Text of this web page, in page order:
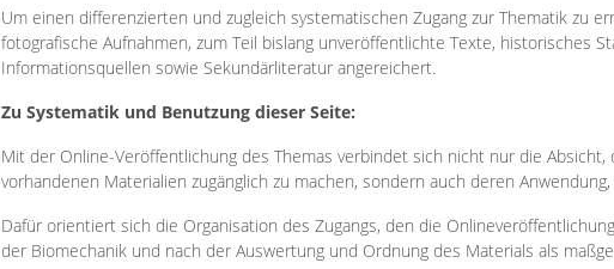
Um einen differenzierten und zugleich systematischen Zugang zur Thematik zu
fotografische Aufnahmen, zum Teil bislang unveröffentlichte Texte, historisches
Informationsquellen sowie Sekundärliteratur angereichert.
Zu Systematik und Benutzung dieser Seite:
Mit der Online-Veröffentlichung des Themas verbindet sich nicht nur die
vorhandenen Materialien zugänglich zu machen, sondern auch deren
Dafür orientiert sich die Organisation des Zugangs, den die
der Biomechanik und nach der Auswertung und Ordnung des Materials als